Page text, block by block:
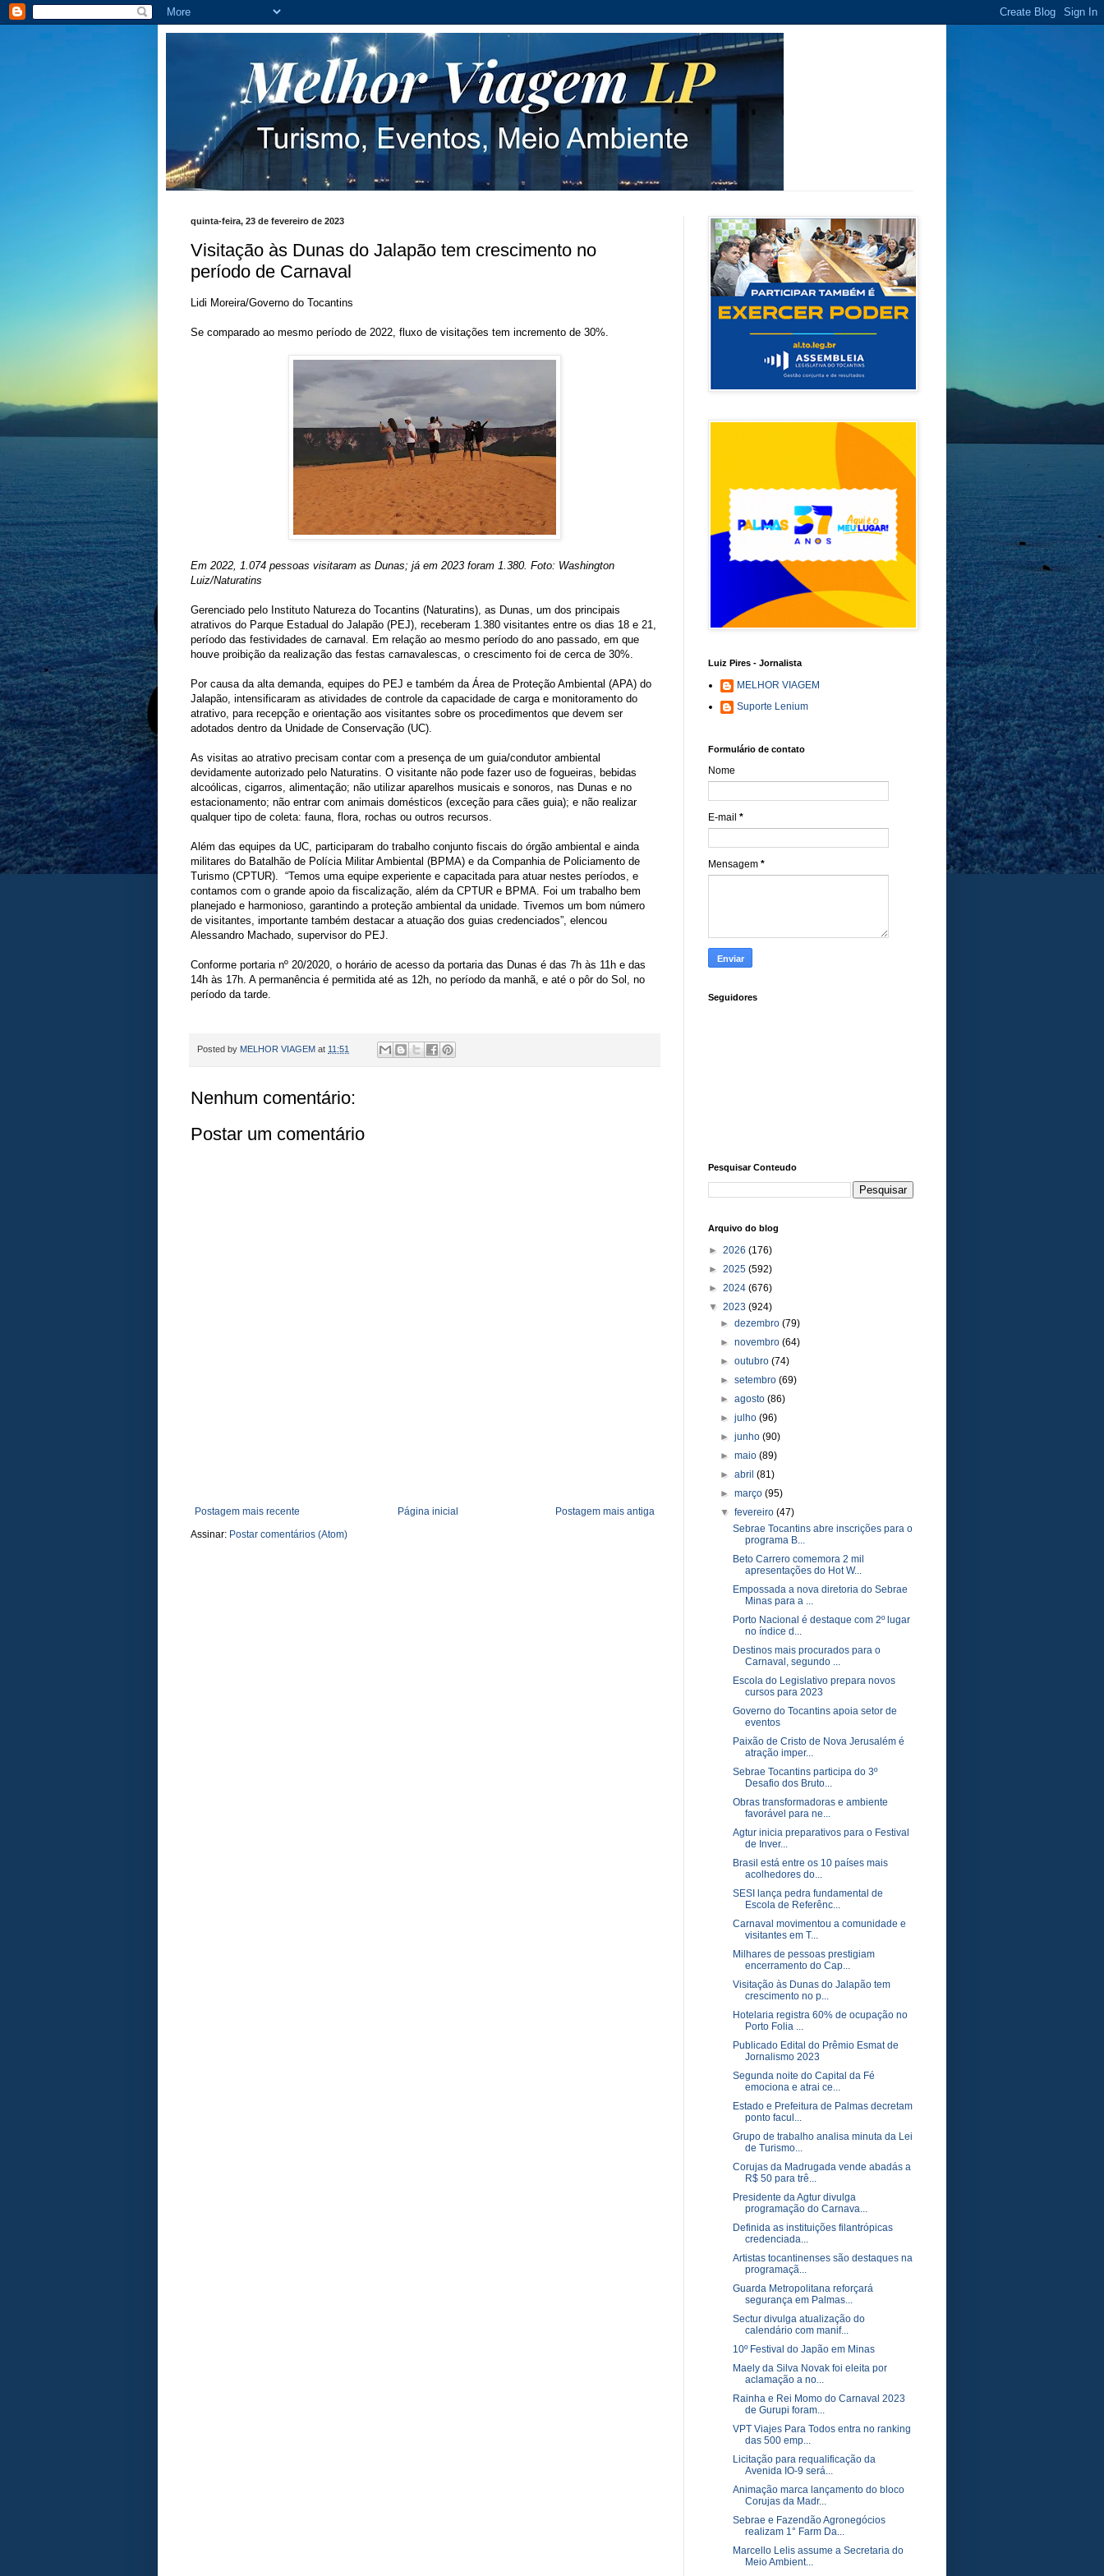
quinta-feira, 23 de fevereiro de 2023
Visitação às Dunas do Jalapão tem crescimento no
período de Carnaval
Lidi Moreira/Governo do Tocantins
Se comparado ao mesmo período de 2022, fluxo de visitações tem incremento de 30%.
Em 2022, 1.074 pessoas visitaram as Dunas; já em 2023 foram 1.380. Foto: Washington
Luiz/Naturatins
Gerenciado pelo Instituto Natureza do Tocantins (Naturatins), as Dunas, um dos principais
atrativos do Parque Estadual do Jalapão (PEJ), receberam 1.380 visitantes entre os dias 18 e 21,
período das festividades de carnaval. Em relação ao mesmo período do ano passado, em que
houve proibição da realização das festas carnavalescas, o crescimento foi de cerca de 30%.
Por causa da alta demanda, equipes do PEJ e também da Área de Proteção Ambiental (APA) do
Jalapão, intensificaram as atividades de controle da capacidade de carga e monitoramento do
atrativo, para recepção e orientação aos visitantes sobre os procedimentos que devem ser
adotados dentro da Unidade de Conservação (UC).
As visitas ao atrativo precisam contar com a presença de um guia/condutor ambiental
devidamente autorizado pelo Naturatins. O visitante não pode fazer uso de fogueiras, bebidas
alcoólicas, cigarros, alimentação; não utilizar aparelhos musicais e sonoros, nas Dunas e no
estacionamento; não entrar com animais domésticos (exceção para cães guia); e não realizar
qualquer tipo de coleta: fauna, flora, rochas ou outros recursos.
Além das equipes da UC, participaram do trabalho conjunto fiscais do órgão ambiental e ainda
militares do Batalhão de Polícia Militar Ambiental (BPMA) e da Companhia de Policiamento de
Turismo (CPTUR). “Temos uma equipe experiente e capacitada para atuar nestes períodos, e
contamos com o grande apoio da fiscalização, além da CPTUR e BPMA. Foi um trabalho bem
planejado e harmonioso, garantindo a proteção ambiental da unidade. Tivemos um bom número
de visitantes, importante também destacar a atuação dos guias credenciados”, elencou
Alessandro Machado, supervisor do PEJ.
Conforme portaria nº 20/2020, o horário de acesso da portaria das Dunas é das 7h às 11h e das
14h às 17h. A permanência é permitida até as 12h, no período da manhã, e até o pôr do Sol, no
período da tarde.
Posted by MELHOR VIAGEM at 11:51
Nenhum comentário:
Postar um comentário
Postagem mais recente Postagem mais antiga
Página inicial
Assinar: Postar comentários (Atom)
Luiz Pires - Jornalista
MELHOR VIAGEM
Suporte Lenium
Formulário de contato
Nome
E-mail *
Mensagem *
Seguidores
Pesquisar Conteudo
Arquivo do blog
► 2026 (176)
► 2025 (592)
► 2024 (676)
▼ 2023 (924)
►dezembro(79)
►novembro(64)
►outubro(74)
►setembro(69)
►agosto(86)
►julho(96)
►junho(90)
►maio(89)
►abril(81)
►março(95)
▼fevereiro(47)
Sebrae Tocantins abre inscrições para o
programa B...
Beto Carrero comemora 2 mil
apresentações do Hot W...
Empossada a nova diretoria do Sebrae
Minas para a ...
Porto Nacional é destaque com 2º lugar
no índice d...
Destinos mais procurados para o
Carnaval, segundo ...
Escola do Legislativo prepara novos
cursos para 2023
Governo do Tocantins apoia setor de
eventos
Paixão de Cristo de Nova Jerusalém é
atração imper...
Sebrae Tocantins participa do 3º
Desafio dos Bruto...
Obras transformadoras e ambiente
favorável para ne...
Agtur inicia preparativos para o Festival
de Inver...
Brasil está entre os 10 países mais
acolhedores do...
SESI lança pedra fundamental de
Escola de Referênc...
Carnaval movimentou a comunidade e
visitantes em T...
Milhares de pessoas prestigiam
encerramento do Cap...
Visitação às Dunas do Jalapão tem
crescimento no p...
Hotelaria registra 60% de ocupação no
Porto Folia ...
Publicado Edital do Prêmio Esmat de
Jornalismo 2023
Segunda noite do Capital da Fé
emociona e atrai ce...
Estado e Prefeitura de Palmas decretam
ponto facul...
Grupo de trabalho analisa minuta da Lei
de Turismo...
Corujas da Madrugada vende abadás a
R$ 50 para trê...
Presidente da Agtur divulga
programação do Carnava...
Definida as instituições filantrópicas
credenciada...
Artistas tocantinenses são destaques na
programaçã...
Guarda Metropolitana reforçará
segurança em Palmas...
Sectur divulga atualização do
calendário com manif...
10º Festival do Japão em Minas
Maely da Silva Novak foi eleita por
aclamação a no...
Rainha e Rei Momo do Carnaval 2023
de Gurupi foram...
VPT Viajes Para Todos entra no ranking
das 500 emp...
Licitação para requalificação da
Avenida IO-9 será...
Animação marca lançamento do bloco
Corujas da Madr...
Sebrae e Fazendão Agronegócios
realizam 1° Farm Da...
Marcello Lelis assume a Secretaria do
Meio Ambient...